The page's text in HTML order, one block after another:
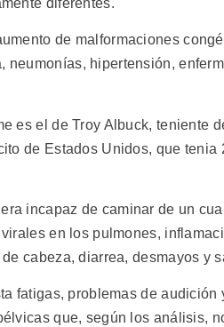
de malformaciones
neumonías, hipertensión,
es el de Troy Albuck, teniente
de Estados Unidos, que
incapaz de caminar de un
en los pulmones,
cabeza, diarrea, desmayos y
fatigas, problemas de audición
que, según los análisis,